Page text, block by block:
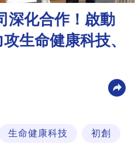
深化合作！啟動
生命健康科技、
生命健康科技 初創